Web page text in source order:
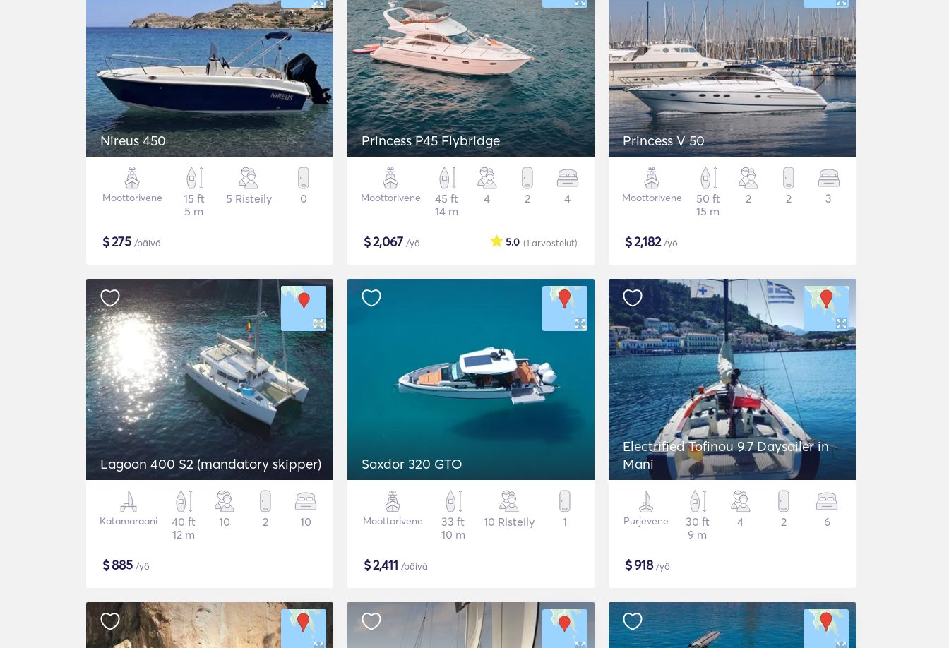
Nireus 450
Moottorivene
15 ft
5 m
5 Risteily 0
$275 /päivä
Princess P45 Flybridge
Moottorivene
45 ft
14 m
4 2 4
$2,067 /yö (1 arvostelut)
5.0
Princess V 50
Moottorivene
50 ft
15 m
2 2 3
$2,182/yö
Lagoon 400 S2 (mandatory skipper)
Katamaraani
40 ft
12 m
10 2 10
$885 /yö
Saxdor 320 GTO
Moottorivene
33 ft
10 m
10 Risteily 1
$2,411 /päivä
Electrified Tofinou 9.7 Daysailer in
Mani
Purjevene
30 ft
9 m
4 2 6
$918/yö